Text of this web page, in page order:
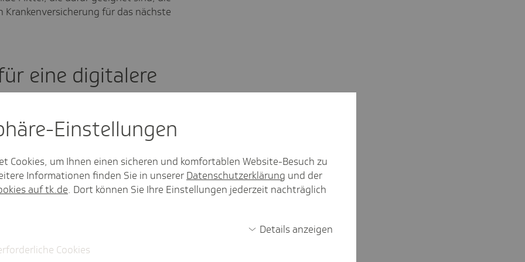
für das nächste
eine digitalere
verpflichtend für gesetzlich
einführen
von Praxisverwaltungssoftware
für Arztpraxen einführen, wenn PVS-
(DiGA)
drosseln
Einstel­lungen
Cookies, um Ihnen einen sicheren und komfortablen Website-Besuch zu
Informationen finden Sie in unserer Datenschutzerklärung und der
auf tk.de. Dort können Sie Ihre Einstellungen jederzeit nachträglich
Details anzeigen
Cookies